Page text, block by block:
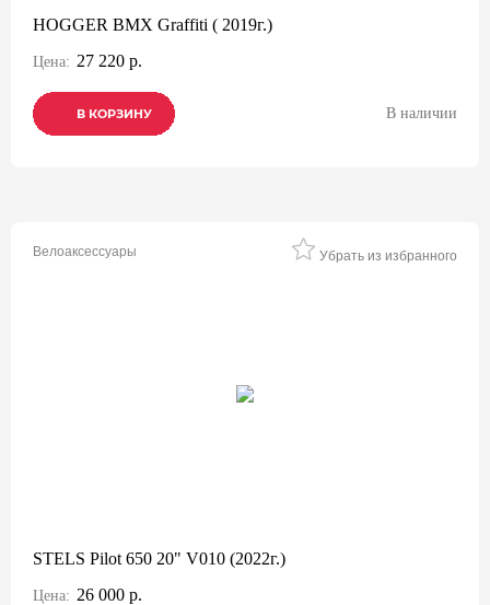
HOGGER BMX Graffiti ( 2019г.)
Цена: 27 220 р.
В КОРЗИНУ
В КОРЗИНУ
В КОРЗИНУ В наличии
Велоаксессуары Убрать из избранного
STELS Pilot 650 20" V010 (2022г.)
Цена: 26 000 р.